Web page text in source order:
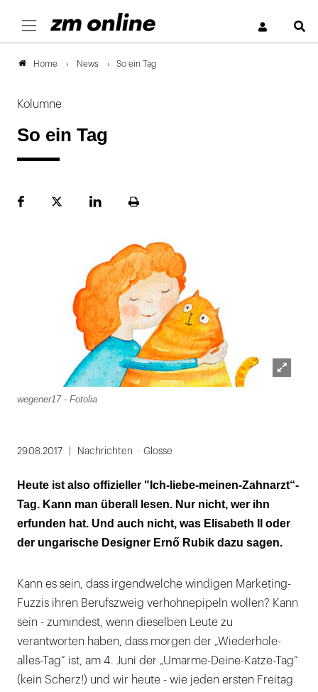
Home News So ein Tag
Kolumne
So ein Tag
FacebookPlattformLinekdInSeite
wegener17 - Fotolia
29.08.2017 Nachrichten Glosse
Heute ist also offizieller "Ich-liebe-meinen-Zahnarzt“-
Tag. Kann man überall lesen. Nur nicht, wer ihn
erfunden hat. Und auch nicht, was Elisabeth II oder
der ungarische Designer Ernő Rubik dazu sagen.
Kann es sein, dass irgendwelche windigen Marketing-
Fuzzis ihren Berufszweig verhohnepipeln wollen? Kann
sein - zumindest, wenn dieselben Leute zu
verantworten haben, dass morgen der „Wiederhole-
alles-Tag“ ist, am 4. Juni der „Umarme-Deine-Katze-Tag“
(kein Scherz!) und wir heute - wie jeden ersten Freitag